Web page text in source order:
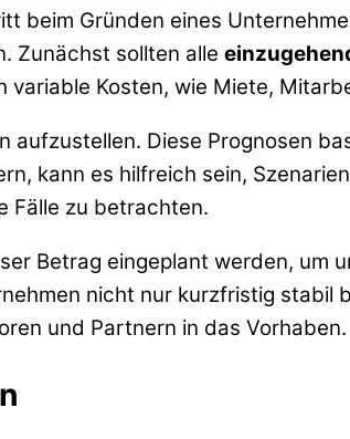
beim Gründen eines
Zunächst sollten alle
Kosten, wie Miete,
aufzustellen. Diese Prognosen
kann es hilfreich sein,
Fälle zu betrachten.
Betrag eingeplant werden, um
nicht nur kurzfristig stabil
und Partnern in das Vorhaben.